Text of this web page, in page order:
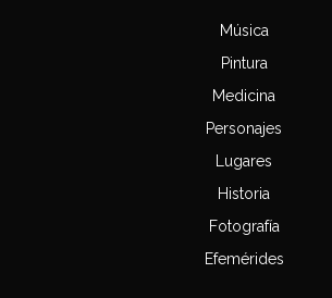
Música
Pintura
Medicina
Personajes
Lugares
Historia
Fotografía
Efemérides